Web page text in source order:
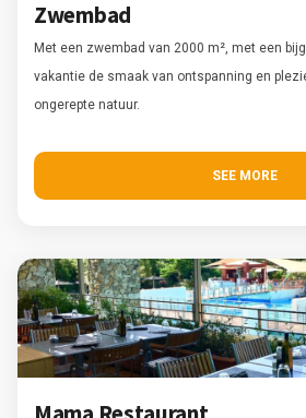
Zwembad
Met een zwembad van 2000 m², met een
vakantie de smaak van ontspanning en
ongerepte natuur.
SEE MORE